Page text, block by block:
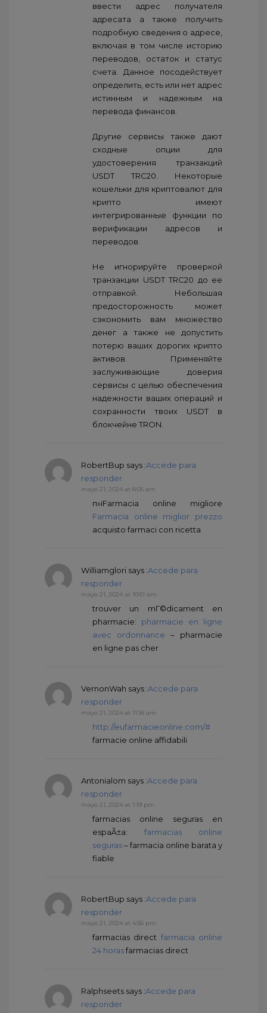
ввести адрес получателя
адресата а также получить
подробную сведения о адресе,
включая в том числе историю
переводов, остаток и статус
счета. Данное посодействует
определить, есть или нет адрес
истинным и надежным на
перевода финансов.
Другие сервисы также дают
сходные опции для
удостоверения транзакций
USDT TRC20. Некоторые
кошельки для криптовалют для
крипто имеют
интегрированные функции по
верификации адресов и
переводов.
Не игнорируйте проверкой
транзакции USDT TRC20 до ее
отправкой. Небольшая
предосторожность может
сэкономить вам множество
денег а также не допустить
потерю ваших дорогих крипто
активов. Применяйте
заслуживающие доверия
сервисы с целью обеспечения
надежности ваших операций и
сохранности твоих USDT в
блокчейне TRON.
RobertBup says :Accede para
responder
mayo 21, 2024 at 8:05 am
п»їFarmacia online migliore
Farmacia online miglior prezzo
acquisto farmaci con ricetta
Williamglori says :Accede para
responder
mayo 21, 2024 at 10:51 am
trouver un mГ©dicament en
pharmacie: pharmacie en ligne
avec ordonnance – pharmacie
en ligne pas cher
VernonWah says :Accede para
responder
mayo 21, 2024 at 11:16 am
http://eufarmacieonline.com/#
farmacie online affidabili
Antonialom says :Accede para
responder
mayo 21, 2024 at 1:19 pm
farmacias online seguras en
espaÃ±a: farmacias online
seguras– farmacia online barata y
fiable
RobertBup says :Accede para
responder
mayo 21, 2024 at 4:56 pm
farmacias direct farmacia online
24 horasfarmacias direct
Ralphseets says :Accede para
responder